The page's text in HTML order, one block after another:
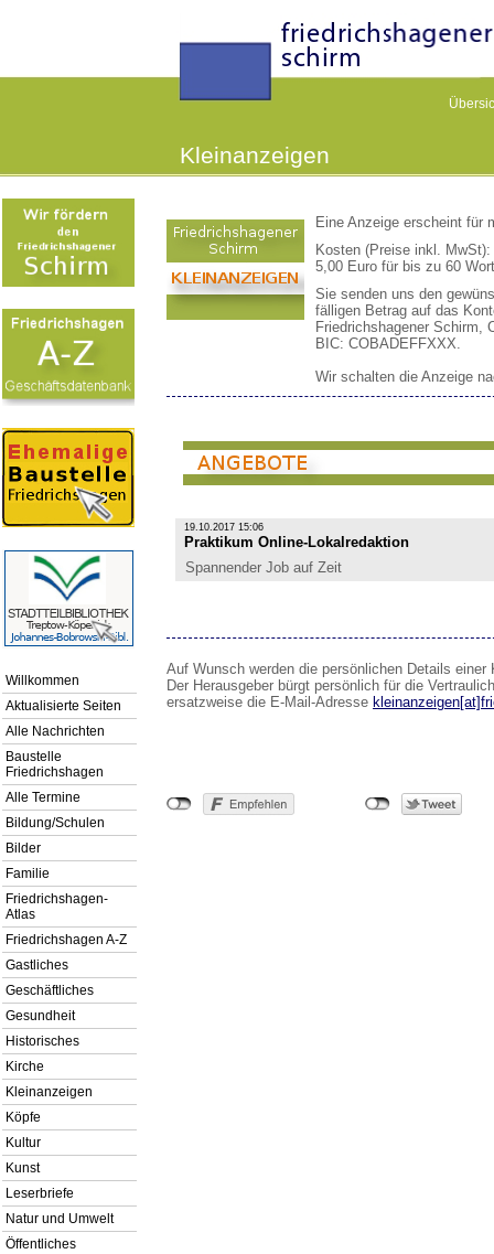
Kleinanzeigen
Willkommen
Aktualisierte Seiten
Alle Nachrichten
Baustelle
Friedrichshagen
Alle Termine
Bildung/Schulen
Bilder
Familie
Friedrichshagen-
Atlas
Friedrichshagen A-Z
Gastliches
Geschäftliches
Gesundheit
Historisches
Kirche
Kleinanzeigen
Köpfe
Kultur
Kunst
Leserbriefe
Natur und Umwelt
Öffentliches
Eine Anzeige erscheint für
Kosten (Preise inkl. MwSt):
5,00 Euro für bis zu 60
Sie senden uns den
fälligen Betrag auf das
Friedrichshagener Schirm,
BIC: COBADEFFXXX.
Wir schalten die Anzeige
19.10.2017 15:06
Praktikum Online-Lokalredaktion
Spannender Job auf Zeit
Auf Wunsch werden die persönlichen Details
Der Herausgeber bürgt persönlich für die
ersatzweise die E-Mail-Adresse